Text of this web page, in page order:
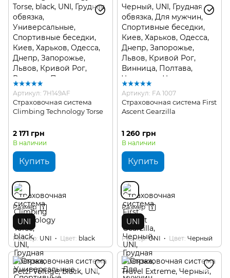
Артикул: 7H149AF
Страховочная система
Climbing Technology Torse
2 171 грн
В наличии
Купить
Размер
UNI
Размер UNI Цвет black
Артикул: FA 1007
Страховочная система First
Ascent Gearzilla
1 260 грн
В наличии
Купить
Размер
UNI
Размер UNI Цвет Черный